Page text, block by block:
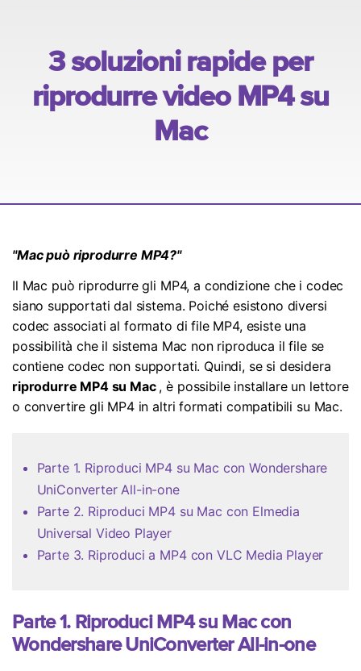
Panoramica
Video
Libreria di mappa concettuale
Panoramica
Convertitore PDF online
FamiSafe
Controllo parentale e monitoraggio.
Recupero Foto
Riparazione Video
Trasferisci Whatsapp
Aggiornamento iOS
Location Tracker
Mac Utenti
Informazioni di più
3 soluzioni rapide per
riprodurre video MP4 su
Mac
"Mac può riprodurre MP4?"
Il Mac può riprodurre gli MP4, a condizione che i codec
siano supportati dal sistema. Poiché esistono diversi
codec associati al formato di file MP4, esiste una
possibilità che il sistema Mac non riproduca il file se
contiene codec non supportati. Quindi, se si desidera
riprodurre MP4 su Mac , è possibile installare un lettore
o convertire gli MP4 in altri formati compatibili su Mac.
Parte 1. Riproduci MP4 su Mac con Wondershare
UniConverter All-in-one
Parte 2. Riproduci MP4 su Mac con Elmedia
Universal Video Player
Parte 3. Riproduci a MP4 con VLC Media Player
Parte 1. Riproduci MP4 su Mac con
Wondershare UniConverter All-in-one